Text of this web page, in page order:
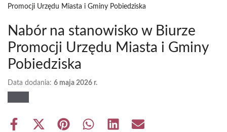
Promocji Urzędu Miasta i Gminy Pobiedziska
Nabór na stanowisko w Biurze
Promocji Urzędu Miasta i Gminy
Pobiedziska
Data dodania: 6 maja 2026 r.
Share
Share Share Share Share Share